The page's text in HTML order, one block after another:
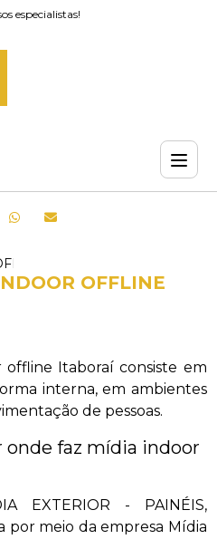
especialistas!
OFFLINE
Itaboraí consiste em
interna, em ambientes
de pessoas.
onde faz mídia indoor
EXTERIOR - PAINÉIS,
por meio da empresa Mídia